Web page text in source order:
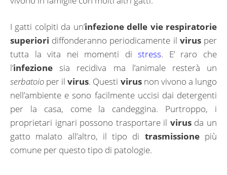
I gatti colpiti da un’infezione delle vie respiratorie
superiori diffonderanno periodicamente il virusper
tutta la vita nei momenti distress. E’ raro che
l’infezione sia recidiva ma l’animale resterà un
serbatoio per ilvirus. Questi virusnon vivono a lungo
nell’ambiente e sono facilmente uccisi dai detergenti
per la casa, come la candeggina. Purtroppo, i
proprietari ignari possono trasportare il virusda un
gatto malato all’altro, il tipo di trasmissionepiù
comune per questo tipo di patologie.